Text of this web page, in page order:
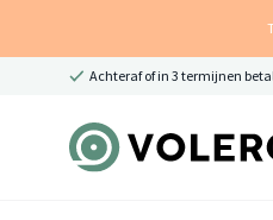
Achteraf of in 3 termijnen